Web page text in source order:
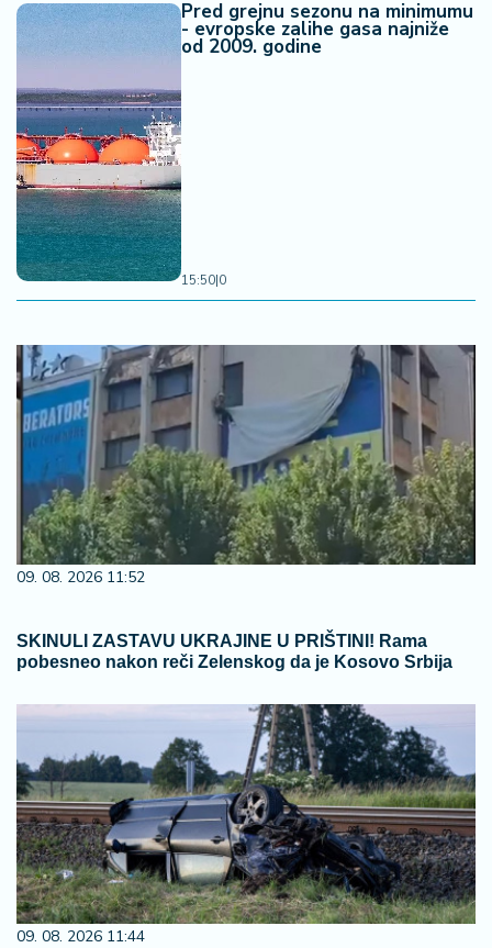
Pred grejnu sezonu na minimumu
- evropske zalihe gasa najniže
od 2009. godine
15:50|0
09. 08. 2026 11:52
SKINULI ZASTAVU UKRAJINE U PRIŠTINI! Rama
pobesneo nakon reči Zelenskog da je Kosovo Srbija
09. 08. 2026 11:44